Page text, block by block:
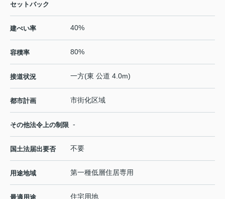
セットバック
建ぺい率 40%
容積率 80%
接道状況 一方(東 公道 4.0m)
都市計画 市街化区域
その他法令上の制限 -
国土法届出要否 不要
用途地域 第一種低層住居専用
最適用途 住宅用地